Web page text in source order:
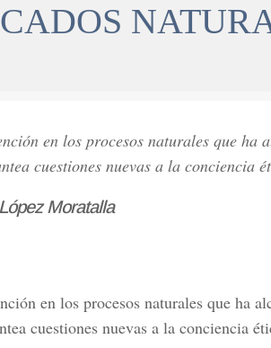
en los procesos naturales que ha
cuestiones nuevas a la conciencia
Moratalla
en los procesos naturales que ha
cuestiones nuevas a la conciencia